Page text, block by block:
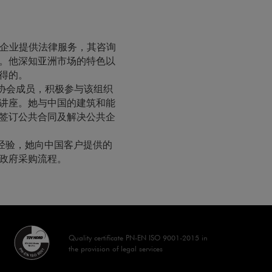
业提供法律服务，其咨询
他深知亚洲市场的特色以
的。
会成员，积极参与该组织
座。她与中国的建筑和能
订公共合同及解决公共企
验，她向中国客户提供的
府采购流程。
Quality certificate PN-EN ISO 9001-2015 in
the provision of legal services